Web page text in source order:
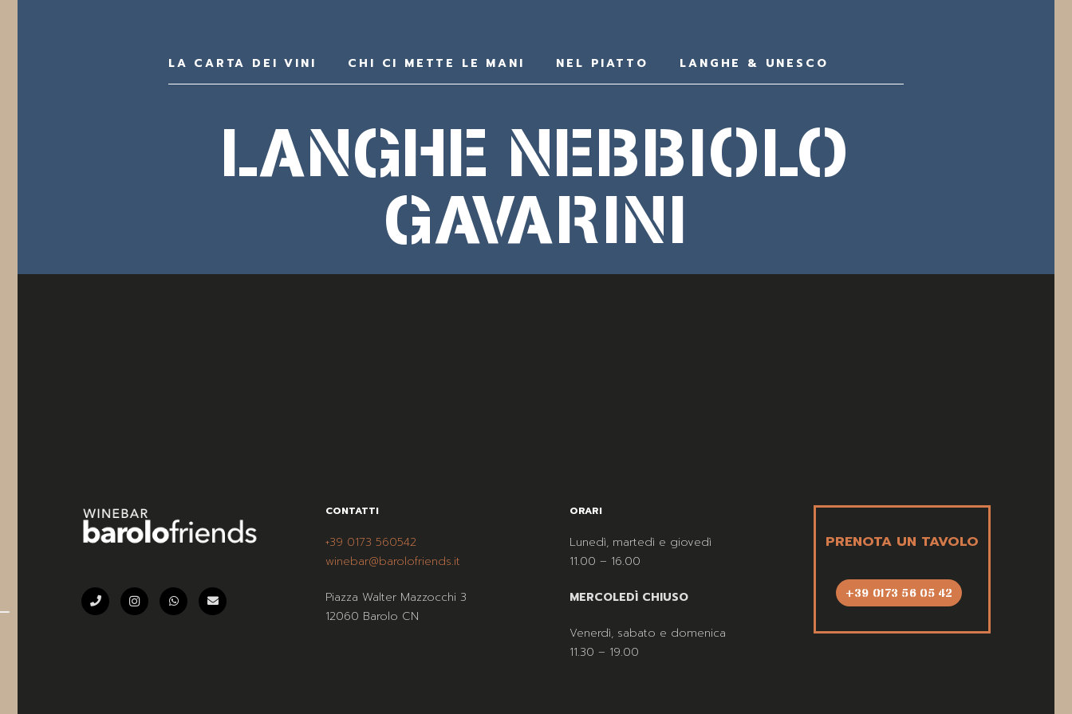
LA CARTA DEI VINI CHI CI METTE LE MANI NEL PIATTO LANGHE & UNESCO
LANGHE NEBBIOLO
GAVARINI
CONTATTI
+39 0173 560542
winebar@barolofriends.it
Piazza Walter Mazzocchi 3
12060 Barolo CN
ORARI
Lunedì, martedì e giovedì
11.00 – 16.00
MERCOLEDÌ CHIUSO
Venerdì, sabato e domenica
11.30 – 19.00
PRENOTA UN TAVOLO
+39 0173 56 05 42